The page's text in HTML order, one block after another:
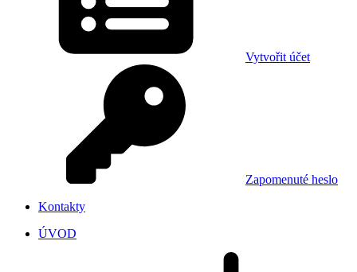
Vytvořit účet
Zapomenuté heslo
Kontakty
ÚVOD